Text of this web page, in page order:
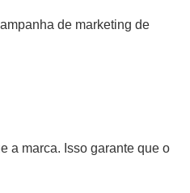
de marketing de
a marca. Isso garante que o